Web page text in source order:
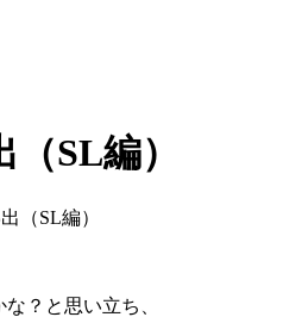
SL編）
（SL編）
？と思い立ち、